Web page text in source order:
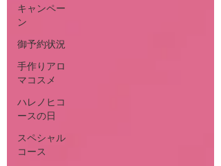
キャンペー
ン
御予約状況
手作りアロ
マコスメ
ハレノヒコ
ースの日
スペシャル
コース